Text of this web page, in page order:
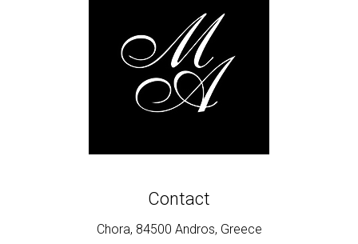
Contact
Chora, 84500 Andros, Greece